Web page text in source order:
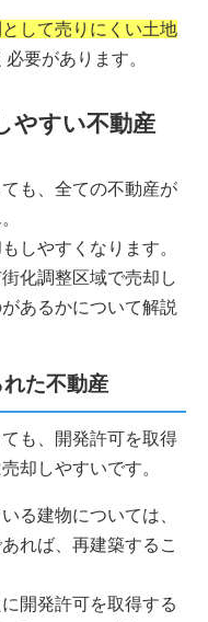
して売りにくい土地
要があります。
やすい不動産
も、全ての不動産が
しやすくなります。
化調整区域で売却し
あるかについて解説
た不動産
も、開発許可を取得
却しやすいです。
る建物については、
れば、再建築するこ
開発許可を取得する